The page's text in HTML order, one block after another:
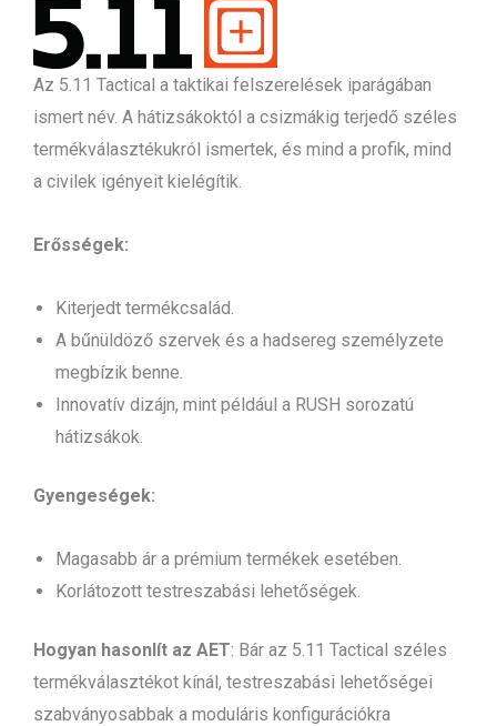
Az 5.11 Tactical a taktikai felszerelések iparágában
ismert név. A hátizsákoktól a csizmákig terjedő széles
termékválasztékukról ismertek, és mind a profik, mind
a civilek igényeit kielégítik.
Erősségek:
Kiterjedt termékcsalád.
A bűnüldöző szervek és a hadsereg személyzete
megbízik benne.
Innovatív dizájn, mint például a RUSH sorozatú
hátizsákok.
Gyengeségek:
Magasabb ár a prémium termékek esetében.
Korlátozott testreszabási lehetőségek.
Hogyan hasonlít az AET: Bár az 5.11 Tactical széles
termékválasztékot kínál, testreszabási lehetőségei
szabványosabbak a moduláris konfigurációkra